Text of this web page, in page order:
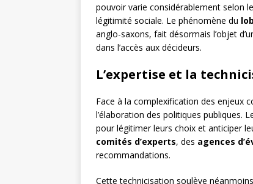
pouvoir varie considérablement selon
légitimité sociale. Le phénomène du
anglo-saxons, fait désormais l’objet
dans l’accès aux décideurs.
L’expertise et la
Face à la complexification des enjeux
l’élaboration des politiques publiques.
pour légitimer leurs choix et anticiper
comités d’experts, des agences
recommandations.
Cette technicisation soulève